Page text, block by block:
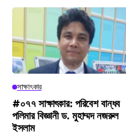
সাক্ষাৎকার
#০৭৭ সাক্ষাৎকার: পরিবেশ বান্ধব
পলিমার বিজ্ঞানী ড. মুহাম্মদ নজরুল
ইসলাম